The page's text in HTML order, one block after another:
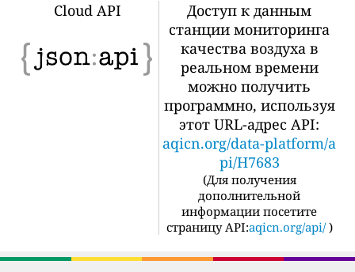
Cloud API
Доступ к данным
станции мониторинга
качества воздуха в
реальном времени
можно получить
программно, используя
этот URL-адрес API:
aqicn.org/data-platform/a
pi/H7683
(Для получения
дополнительной
информации посетите
страницу API:aqicn.org/api/ )